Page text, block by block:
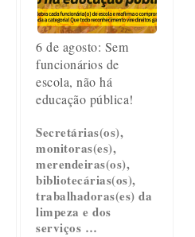
6 de agosto: Sem
funcionários de
escola, não há
educação pública!
Secretárias(os),
monitoras(es),
merendeiras(os),
bibliotecárias(os),
trabalhadoras(es) da
limpeza e dos
serviços …